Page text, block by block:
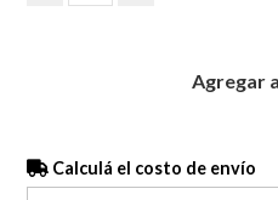
Agregar
Calculá el costo de envío